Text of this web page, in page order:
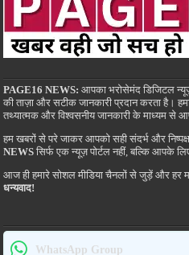
PAGE16 NEWS: आपका भरोसेमंद डिजिटल
की ताज़ा और सटीक जानकारी प्रदान करता है।
तथ्यात्मक और विश्वसनीय जानकारी के माध्यम से
हम खबरों से परे जाकर आपको सही संदर्भ और
NEWS सिर्फ एक न्यूज़ पोर्टल नहीं, बल्कि आपके
आज ही हमारे सोशल मीडिया चैनलों से जुड़ें और हर
धन्यवाद!
WhatsApp Group